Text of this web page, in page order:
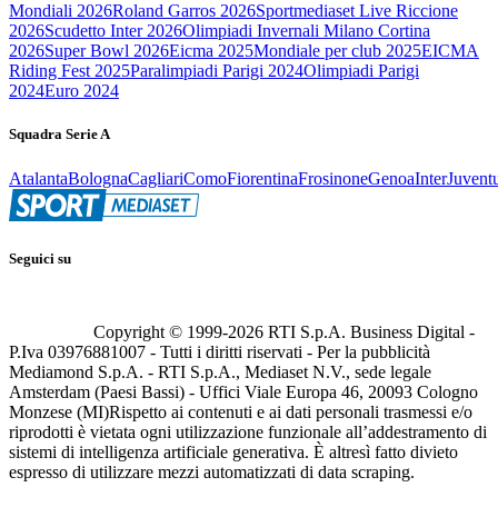
Mondiali 2026Roland Garros 2026Sportmediaset Live Riccione
2026Scudetto Inter 2026Olimpiadi Invernali Milano Cortina
2026Super Bowl 2026Eicma 2025Mondiale per club 2025EICMA
Riding Fest 2025Paralimpiadi Parigi 2024Olimpiadi Parigi
2024Euro 2024
Squadra Serie A
AtalantaBolognaCagliariComoFiorentinaFrosinoneGenoaInter
Seguici su
Copyright © 1999-2026 RTI S.p.A. Business Digital -
P.Iva 03976881007 - Tutti i diritti riservati - Per la pubblicità
Mediamond S.p.A. - RTI S.p.A., Mediaset N.V., sede legale
Amsterdam (Paesi Bassi) - Uffici Viale Europa 46, 20093 Cologno
Monzese (MI)Rispetto ai contenuti e ai dati personali trasmessi e/o
riprodotti è vietata ogni utilizzazione funzionale all’addestramento di
sistemi di intelligenza artificiale generativa. È altresì fatto divieto
espresso di utilizzare mezzi automatizzati di data scraping.